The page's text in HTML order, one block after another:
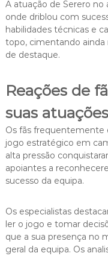
A atuação de Serero no
onde driblou com
habilidades técnicas e
topo, cimentando
de destaque.
Reações de
suas atuações
Os fãs frequentemente
jogo estratégico em
alta pressão
apoiantes a
sucesso da equipa.
Os especialistas
ler o jogo e tomar
que a sua presença no
geral da equipa. Os